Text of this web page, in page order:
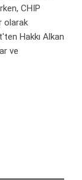
CHIP
olarak
Hakkı Alkan
ve